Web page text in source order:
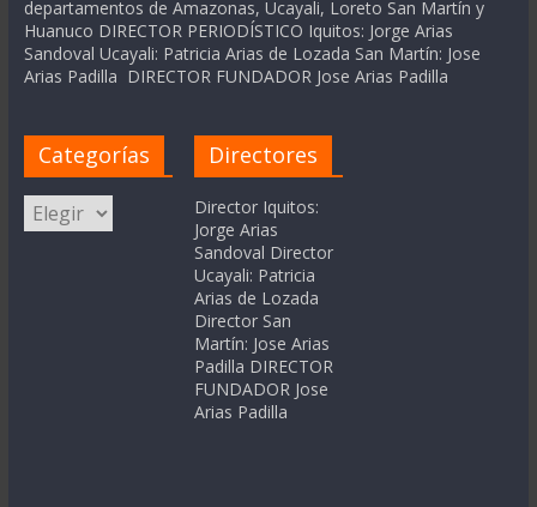
departamentos de Amazonas, Ucayali, Loreto San Martín y
Huanuco DIRECTOR PERIODÍSTICO Iquitos: Jorge Arias
Sandoval Ucayali: Patricia Arias de Lozada San Martín: Jose
Arias Padilla DIRECTOR FUNDADOR Jose Arias Padilla
Categorías
Categorías
Directores
Director Iquitos:
Jorge Arias
Sandoval Director
Ucayali: Patricia
Arias de Lozada
Director San
Martín: Jose Arias
Padilla DIRECTOR
FUNDADOR Jose
Arias Padilla